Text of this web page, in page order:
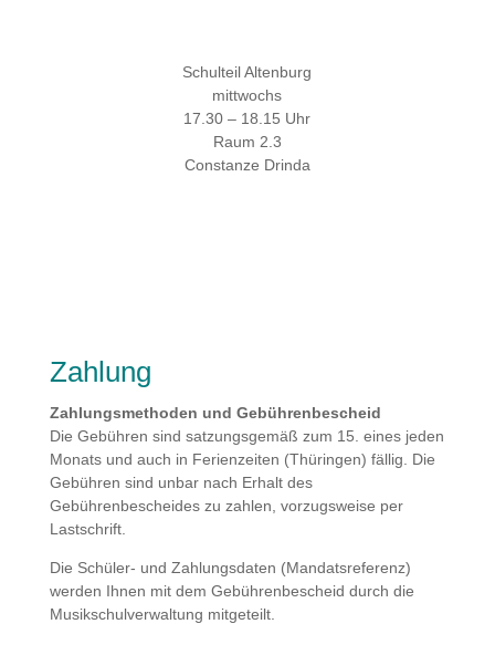
Schulteil Altenburg
mittwochs
17.30 – 18.15 Uhr
Raum 2.3
Constanze Drinda
Zahlung
Zahlungsmethoden und Gebührenbescheid
Die Gebühren sind satzungsgemäß zum 15. eines jeden
Monats und auch in Ferienzeiten (Thüringen) fällig. Die
Gebühren sind unbar nach Erhalt des
Gebührenbescheides zu zahlen, vorzugsweise per
Lastschrift.
Die Schüler- und Zahlungsdaten (Mandatsreferenz)
werden Ihnen mit dem Gebührenbescheid durch die
Musikschulverwaltung mitgeteilt.